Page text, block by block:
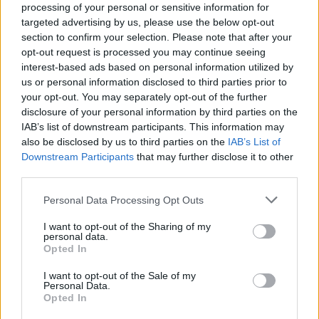
processing of your personal or sensitive information for
targeted advertising by us, please use the below opt-out
section to confirm your selection. Please note that after your
opt-out request is processed you may continue seeing
interest-based ads based on personal information utilized by
us or personal information disclosed to third parties prior to
your opt-out. You may separately opt-out of the further
disclosure of your personal information by third parties on the
IAB’s list of downstream participants. This information may
also be disclosed by us to third parties on the IAB’s List of
Downstream Participants that may further disclose it to other
Please note that this website/app uses one or more Google
not limited to your visit or usage behaviour. You may click to
grant or deny consent to Google and its third-party tags to
use your data for below specified purposes in below Google
consent section.
Personal Data Processing Opt Outs
I want to opt-out of the Sharing of my
personal data.
Opted In
I want to opt-out of the Sale of my
Personal Data.
Opted In
kielégíthetetlen vágyakozás. Nem ismerős ez a
történet?
Nem ugyanebben élünk ma is, egy végtelenített
feedben, ahol mindig van valaki, aki szebb,
gazdagabb, boldogabb nálunk? Ezért hoztuk létre a
meglévő felületeink mellett aGLAMOUR Pluszt, ami
egyfajta biztonságos és értékes tér az interneten.
Egy biztonságos szoba, Virginia Woolf gondolatai
nyomán, ahol kiszakadhatunk a zajból, ahol
önmagunkhoz.Mert van egy másik veszély is:
elveszítjük az olvasás képességét, az értelem és a